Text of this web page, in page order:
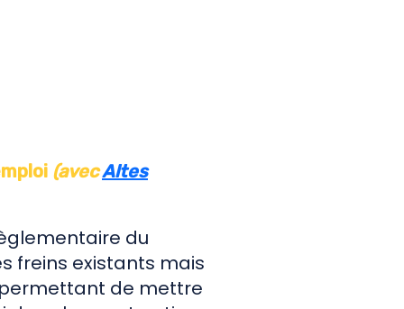
(avecAltes
du
freins existants mais
de mettre